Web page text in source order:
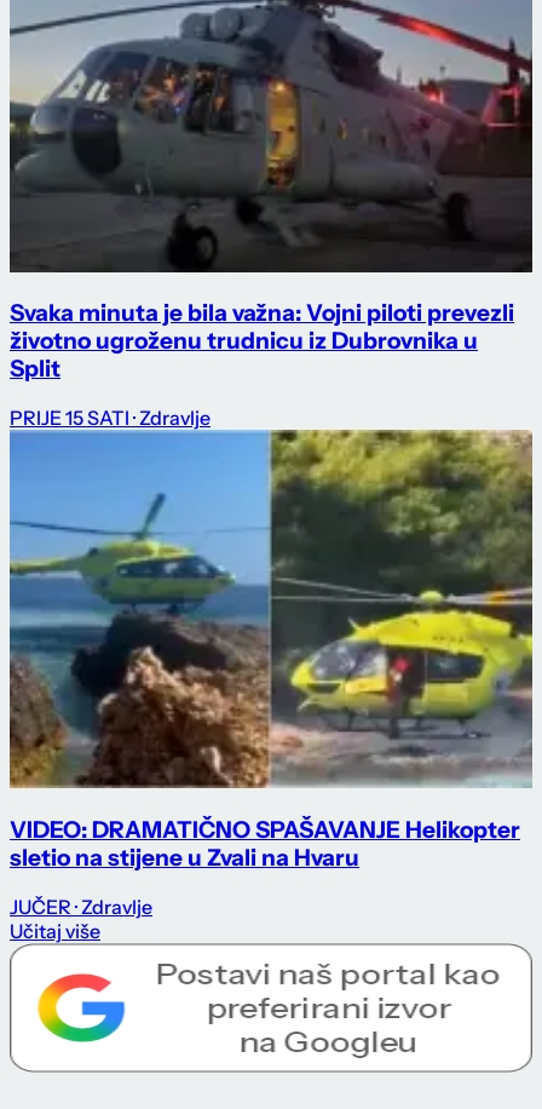
Svaka minuta je bila važna: Vojni piloti prevezli
životno ugroženu trudnicu iz Dubrovnika u
Split
PRIJE 15 SATI · Zdravlje
VIDEO: DRAMATIČNO SPAŠAVANJE Helikopter
sletio na stijene u Zvali na Hvaru
JUČER · Zdravlje
Učitaj više